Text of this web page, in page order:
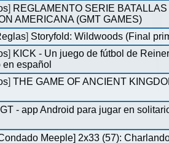
] REGLAMENTO SERIE
AMERICANA (GMT GAMES)
] Storyfold: Wildwoods (Final
] KICK - Un juego de fútbol de
español
]THE GAME OF ANCIENT
- app Android para jugar en
Meeple] 2x33 (57):